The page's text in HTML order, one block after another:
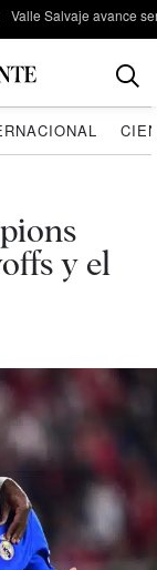
Valle Salvaje avance
y el